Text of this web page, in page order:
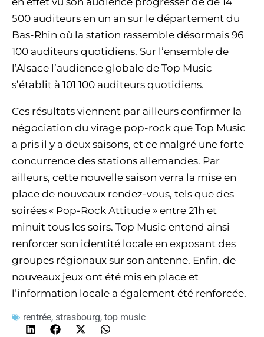
500 auditeurs en un an sur le département du
Bas-Rhin où la station rassemble désormais 96
100 auditeurs quotidiens. Sur l’ensemble de
l’Alsace l’audience globale de Top Music
s’établit à 101 100 auditeurs quotidiens.
Ces résultats viennent par ailleurs confirmer la
négociation du virage pop-rock que Top Music
a pris il y a deux saisons, et ce malgré une forte
concurrence des stations allemandes. Par
ailleurs, cette nouvelle saison verra la mise en
place de nouveaux rendez-vous, tels que des
soirées « Pop-Rock Attitude » entre 21h et
minuit tous les soirs. Top Music entend ainsi
renforcer son identité locale en exposant des
groupes régionaux sur son antenne. Enfin, de
nouveaux jeux ont été mis en place et
l’information locale a également été renforcée.
rentrée, strasbourg, top music